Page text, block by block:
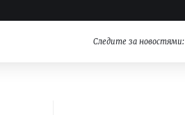
Следите за новостями: